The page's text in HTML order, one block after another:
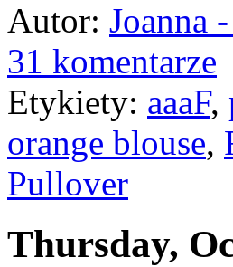
Autor: Joanna
31 komentarze
Etykiety: aaaF,
orange blouse,
Pullover
Thursday,